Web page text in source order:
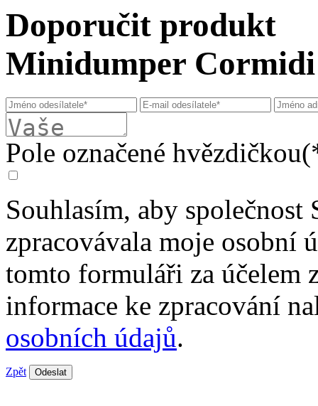
Doporučit produkt
Minidumper
Pole označené
Souhlasím, aby společnost
zpracovávala moje osobní
tomto formuláři za účelem
informace ke zpracování
osobních údajů.
Zpět Odeslat